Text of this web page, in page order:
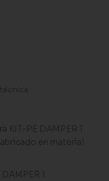
técnica
KIT-PE DAMPER 1
en material
1